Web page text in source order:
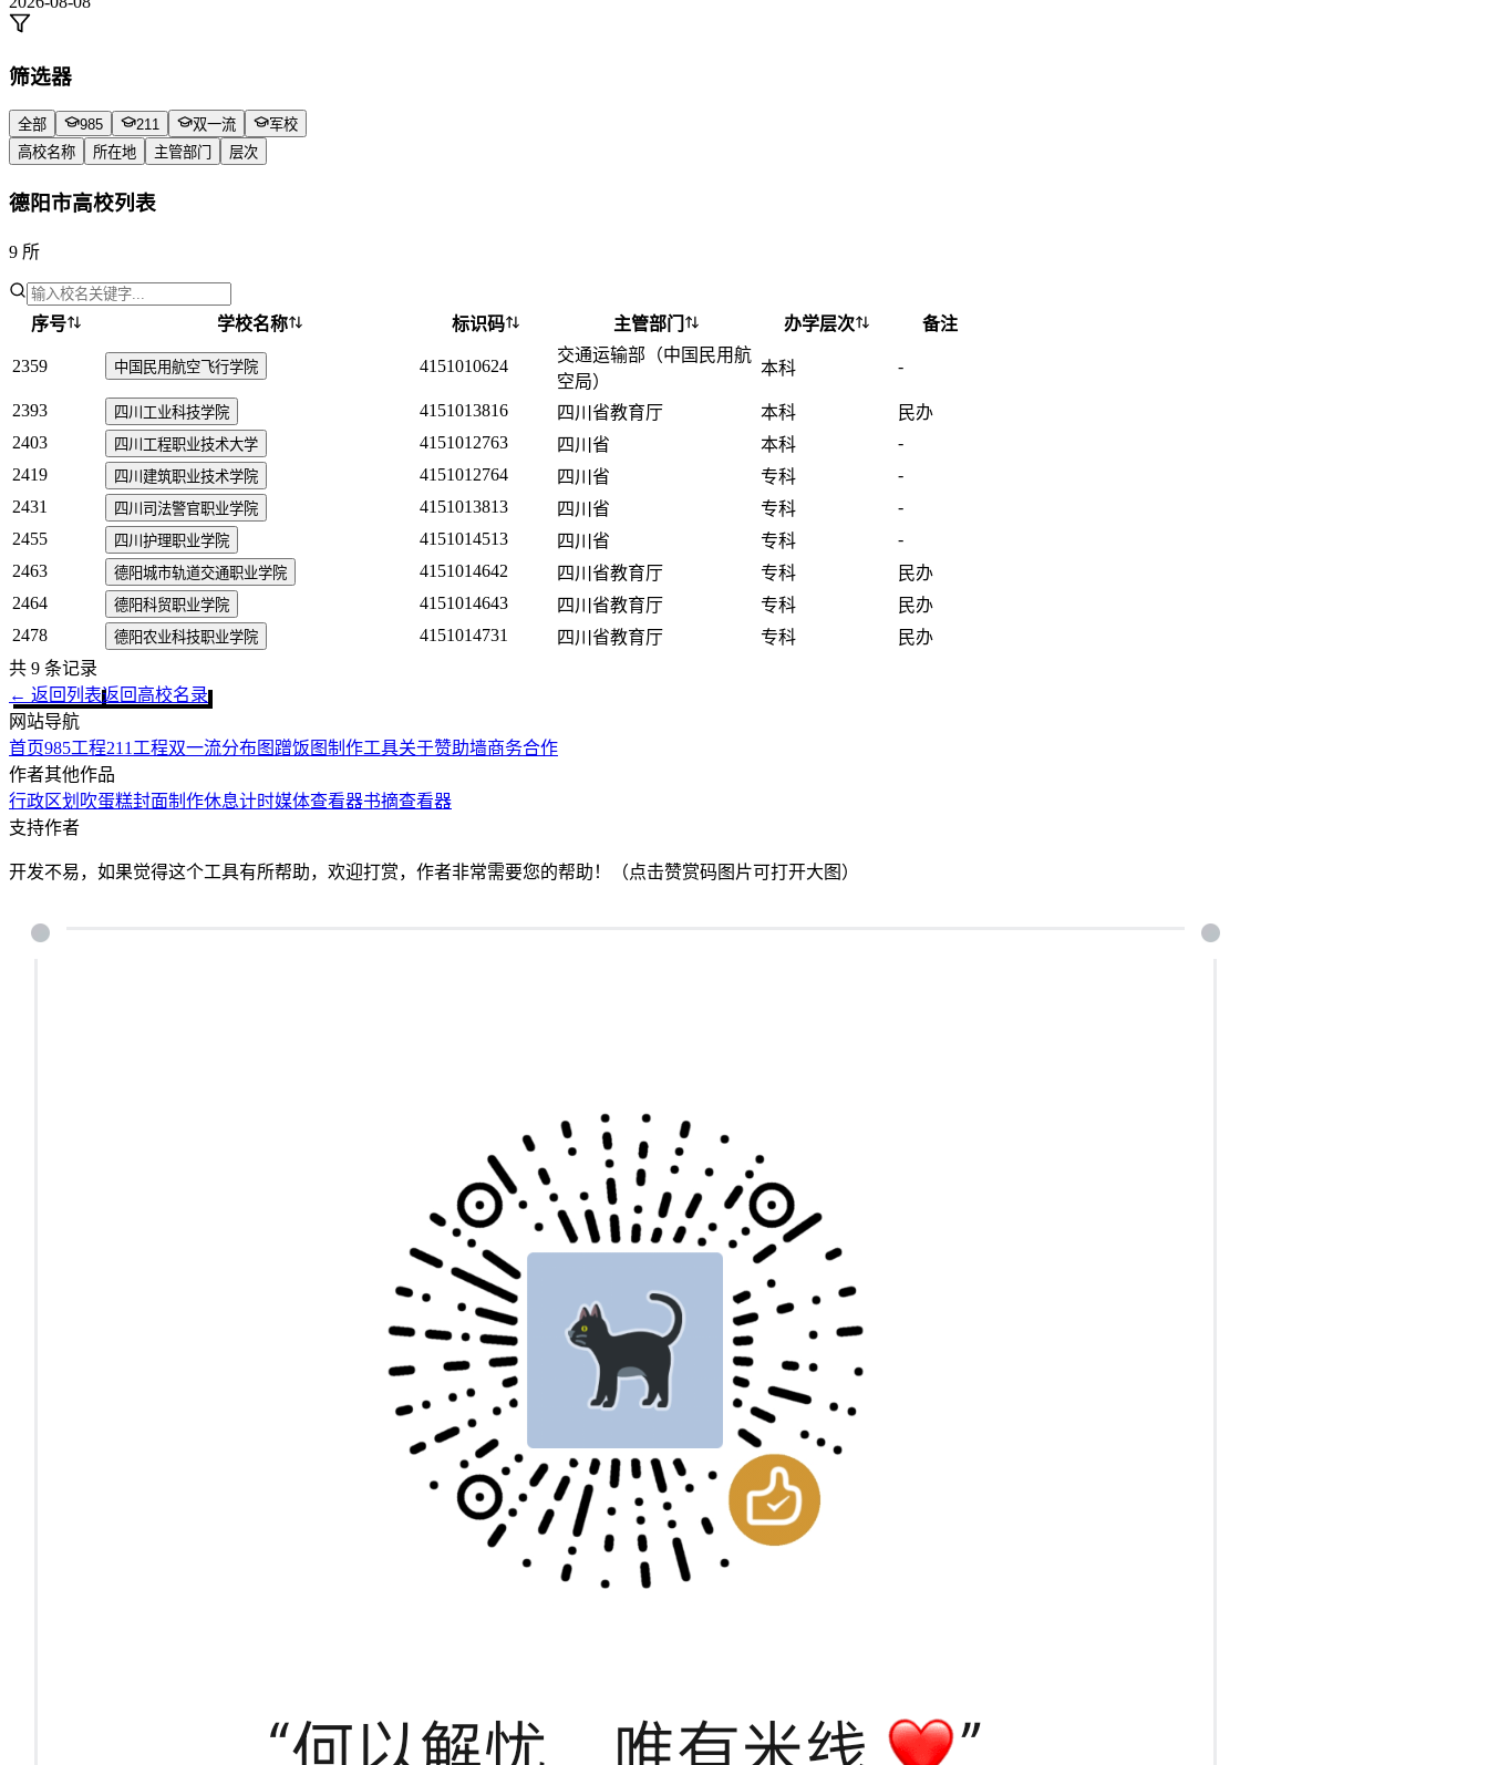
筛选器
全部 985 211 双一流
军校
高校名称
所在地 主管部门 层次
德阳市高校列表
9 所
序号 学校名称 标识码 主管部门 办学层次 备注
2359 中国民用航空飞行学院 4151010624
交通运输部（中国民用航
空局）
本科 -
2393 四川工业科技学院 4151013816 四川省教育厅 本科
民办
2403
四川工程职业技术大学 4151012763 四川省 本科
-
2419
四川建筑职业技术学院 4151012764 四川省 专科
-
2431
四川司法警官职业学院 4151013813 四川省 专科
-
2455
四川护理职业学院 4151014513 四川省 专科
-
2463
德阳城市轨道交通职业学院 4151014642 四川省教育厅 专科
民办
2464
德阳科贸职业学院 4151014643 四川省教育厅 专科
民办
2478
德阳农业科技职业学院 4151014731 四川省教育厅 专科
民办
共 9 条记录
← 返回列表返回高校名录
网站导航
首页985工程211工程双一流分布图 蹭饭图制作工具关于赞助墙商务合作
作者其他作品
行政区划 吹蛋糕封面制作休息计时媒体查看器书摘查看器
支持作者
开发不易，如果觉得这个工具有所帮助，欢迎打赏，作者非常需要您的帮助！（点击赞赏码图片可打开大图）